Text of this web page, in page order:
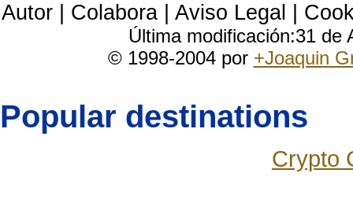
Autor Colabora Aviso Legal
Última modificación:31
© 1998-2004 por +Joaquin
Popular destinations
Crypto